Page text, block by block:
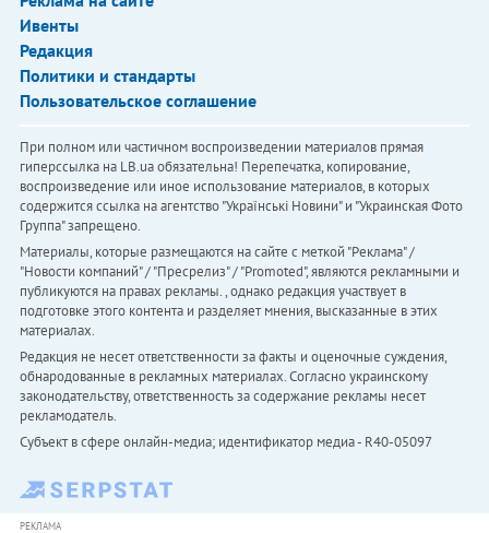
Ивенты
Редакция
Политики и стандарты
Пользовательское соглашение
При полном или частичном воспроизведении материалов прямая
гиперссылка на LB.ua обязательна! Перепечатка, копирование,
воспроизведение или иное использование материалов, в которых
содержится ссылка на агентство "Українськi Новини" и "Украинская Фото
Группа" запрещено.
Материалы, которые размещаются на сайте с меткой "Реклама" /
"Новости компаний" / "Пресрелиз" / "Promoted", являются рекламными и
публикуются на правах рекламы. , однако редакция участвует в
подготовке этого контента и разделяет мнения, высказанные в этих
материалах.
Редакция не несет ответственности за факты и оценочные суждения,
обнародованные в рекламных материалах. Согласно украинскому
законодательству, ответственность за содержание рекламы несет
рекламодатель.
Субъект в сфере онлайн-медиа; идентификатор медиа - R40-05097
РЕКЛАМА